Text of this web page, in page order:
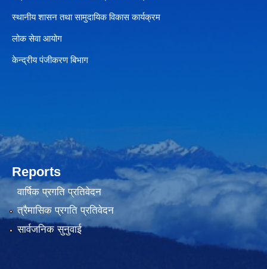
स्थानीय शासन तथा सामुदायिक विकास कार्यक्रम
लोक सेवा आयोग
केन्द्रीय पंजीकरण बिभाग
Reports
वार्षिक प्रगति प्रतिवेदन
त्रैमासिक प्रगति प्रतिवेदन
सार्वजनिक सुनुवाई